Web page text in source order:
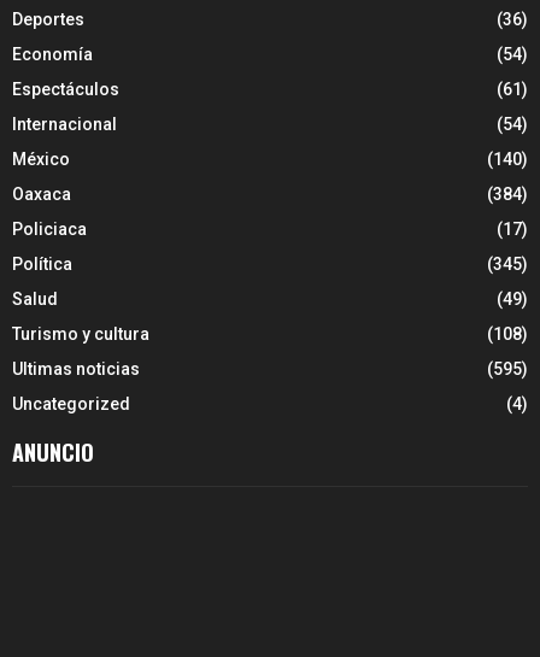
Deportes
(36)
Economía
(54)
Espectáculos
(61)
Internacional
(54)
México
(140)
Oaxaca
(384)
Policiaca
(17)
Política
(345)
Salud
(49)
Turismo y cultura
(108)
Ultimas noticias
(595)
Uncategorized
(4)
ANUNCIO